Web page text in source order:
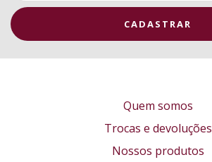
Quem somos
Trocas e devoluções
Nossos produtos